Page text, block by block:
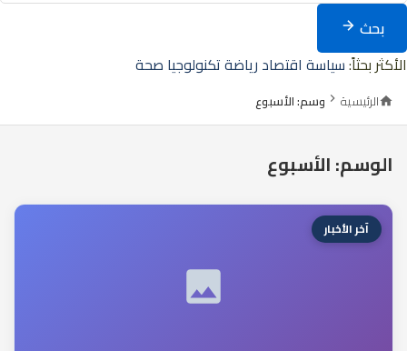
بحث
الأكثر بحثاً:سياسة اقتصاد رياضةتكنولوجيا صحة
الرئيسية وسم: الأسبوع
الوسم: الأسبوع
آخر الأخبار